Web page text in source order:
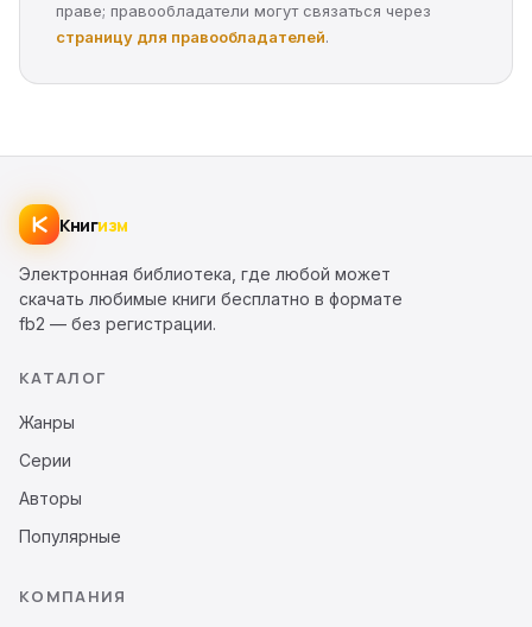
праве; правообладатели могут связаться через
страницу для правообладателей.
Книгизм
Электронная библиотека, где любой может
скачать любимые книги бесплатно в формате
fb2 — без регистрации.
КАТАЛОГ
Жанры
Серии
Авторы
Популярные
КОМПАНИЯ